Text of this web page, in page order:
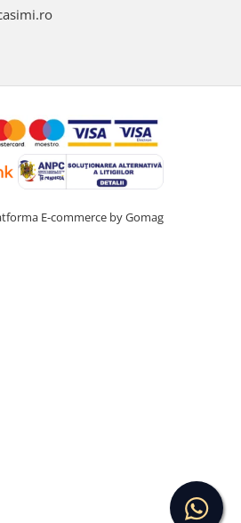
E-commerce by Gomag